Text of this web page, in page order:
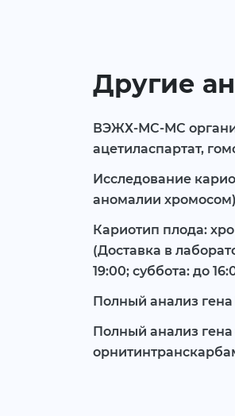
Другие
ВЭЖХ-МС-МС
ацетиласпартат,
Исследование
аномалии
Кариотип плода:
(Доставка в
19:00; суббота: до
Полный анализ
Полный анализ